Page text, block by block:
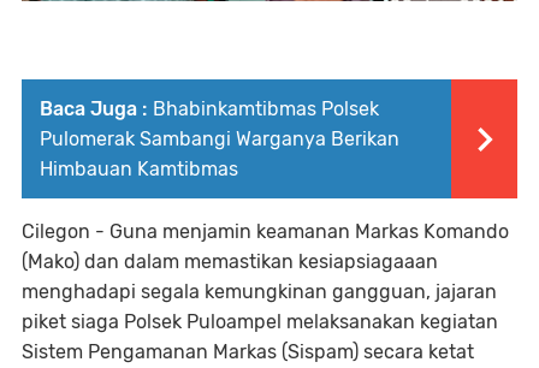
Baca Juga : Bhabinkamtibmas Polsek
Pulomerak Sambangi Warganya Berikan
Himbauan Kamtibmas
Cilegon - Guna menjamin keamanan Markas Komando
(Mako) dan dalam memastikan kesiapsiagaaan
menghadapi segala kemungkinan gangguan, jajaran
piket siaga Polsek Puloampel melaksanakan kegiatan
Sistem Pengamanan Markas (Sispam) secara ketat